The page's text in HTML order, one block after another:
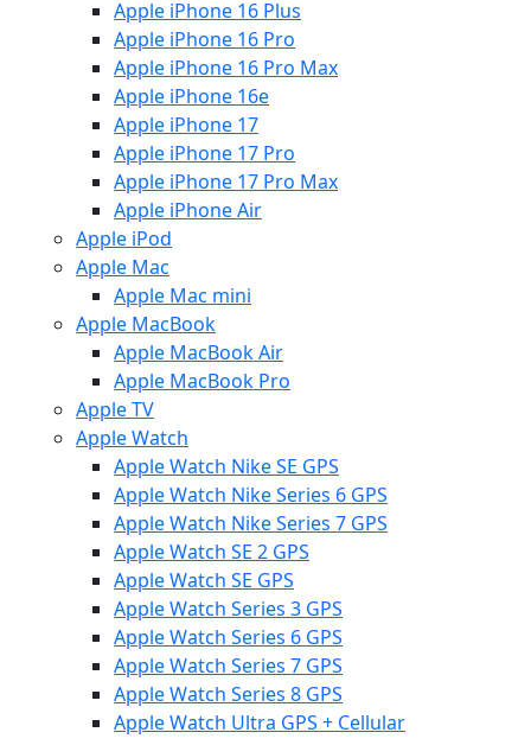
Apple iPhone 16 Plus
Apple iPhone 16 Pro
Apple iPhone 16 Pro Max
Apple iPhone 16e
Apple iPhone 17
Apple iPhone 17 Pro
Apple iPhone 17 Pro Max
Apple iPhone Air
Apple iPod
Apple Mac
Apple Mac mini
Apple MacBook
Apple MacBook Air
Apple MacBook Pro
Apple TV
Apple Watch
Apple Watch Nike SE GPS
Apple Watch Nike Series 6 GPS
Apple Watch Nike Series 7 GPS
Apple Watch SE 2 GPS
Apple Watch SE GPS
Apple Watch Series 3 GPS
Apple Watch Series 6 GPS
Apple Watch Series 7 GPS
Apple Watch Series 8 GPS
Apple Watch Ultra GPS + Cellular